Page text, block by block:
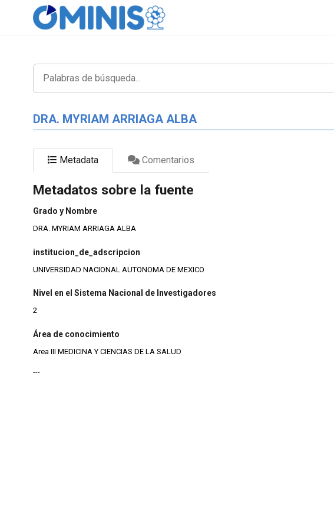
DRA. MYRIAM ARRIAGA ALBA
Metadata Comentarios
Metadatos sobre la fuente
Grado y Nombre
DRA. MYRIAM ARRIAGA ALBA
institucion_de_adscripcion
UNIVERSIDAD NACIONAL AUTONOMA DE MEXICO
Nivel en el Sistema Nacional de Investigadores
2
Área de conocimiento
Area III MEDICINA Y CIENCIAS DE LA SALUD
---